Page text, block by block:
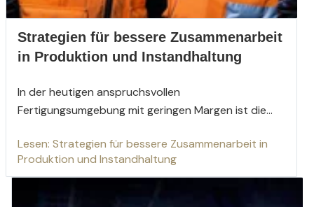
Strategien für bessere Zusammenarbeit
in Produktion und Instandhaltung
In der heutigen anspruchsvollen
Fertigungsumgebung mit geringen Margen ist die...
Lesen: Strategien für bessere Zusammenarbeit in
Produktion und Instandhaltung